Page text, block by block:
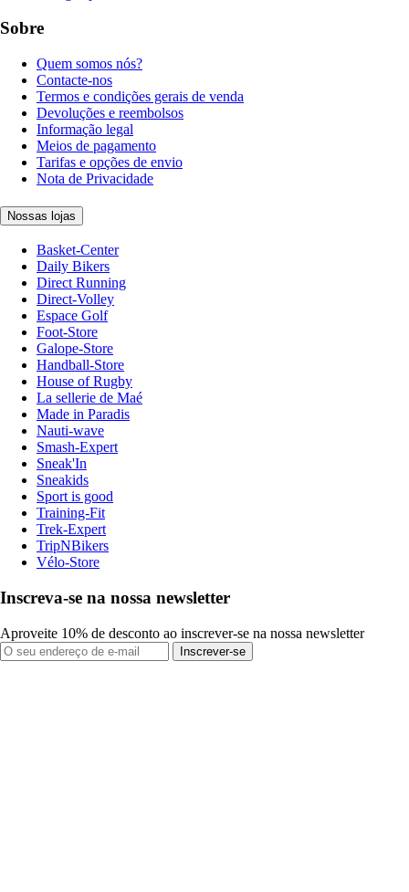
Sobre
Quem somos nós?
Contacte-nos
Termos e condições gerais de venda
Devoluções e reembolsos
Informação legal
Meios de pagamento
Tarifas e opções de envio
Nota de Privacidade
Nossas lojas
Basket-Center
Daily Bikers
Direct Running
Direct-Volley
Espace Golf
Foot-Store
Galope-Store
Handball-Store
House of Rugby
La sellerie de Maé
Made in Paradis
Nauti-wave
Smash-Expert
Sneak'In
Sneakids
Sport is good
Training-Fit
Trek-Expert
TripNBikers
Vélo-Store
Inscreva-se na nossa newsletter
Aproveite 10% de desconto ao inscrever-se na nossa newsletter
Inscrever-se